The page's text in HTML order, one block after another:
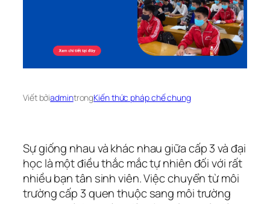
Viết bởiadmintrongKiến thức pháp chế chung
Sự giống nhau và khác nhau giữa cấp 3 và đại
học là một điều thắc mắc tự nhiên đối với rất
nhiều bạn tân sinh viên. Việc chuyển từ môi
trường cấp 3 quen thuộc sang môi trường